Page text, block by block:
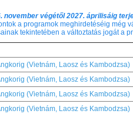
november végétől 2027. áprilisáig
a programok meghirdetéséig még
tekintetében a változtatás jogát a
(Vietnám, Laosz és Kambodzsa)
(Vietnám, Laosz és Kambodzsa)
(Vietnám, Laosz és Kambodzsa)
(Vietnám, Laosz és Kambodzsa)